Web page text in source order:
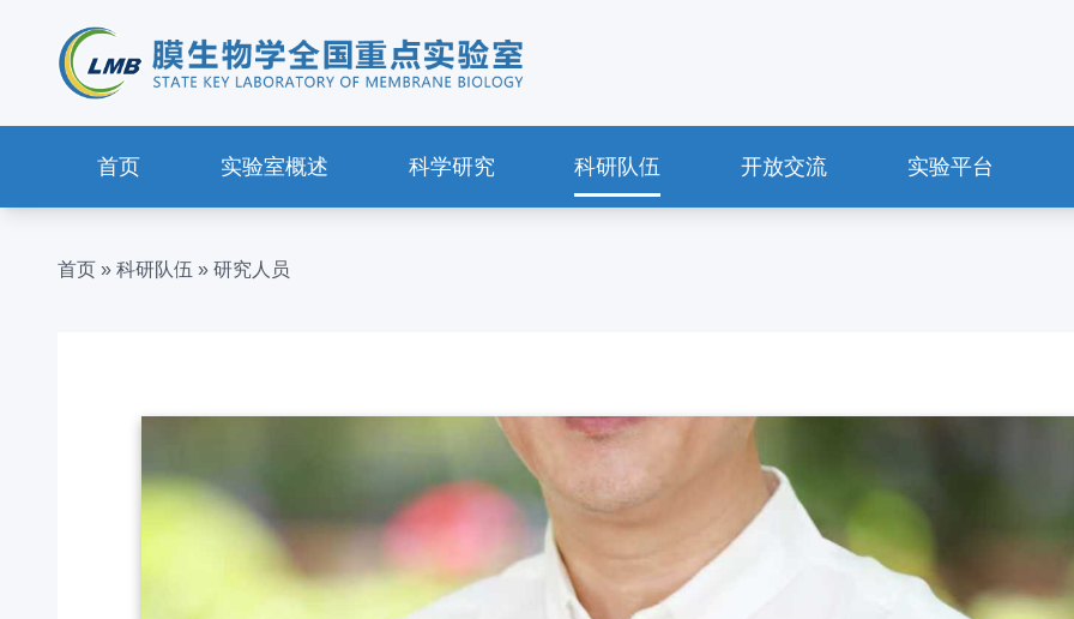
首页 实验室概述 科学研究 科研队伍 开放交流 实验平台
首页 » 科研队伍 » 研究人员